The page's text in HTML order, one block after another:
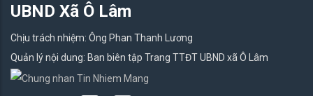
UBND Xã Ô Lâm
Chịu trách nhiệm: Ông Phan Thanh Lương
Quản lý nội dung: Ban biên tập Trang TTĐT UBND xã Ô Lâm